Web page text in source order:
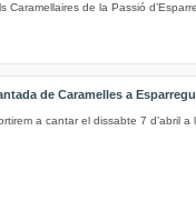
Caramellaires de la Passió
de Caramelles a
a cantar el dissabte 7 d’abril